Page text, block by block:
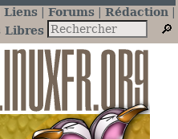
Liens Forums
Rédaction
Libres